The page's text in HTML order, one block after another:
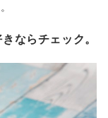
ならチェック。